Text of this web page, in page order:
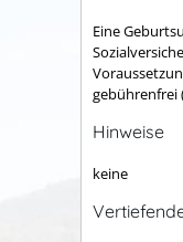
Eine
gebührenfrei
Hinweise
keine